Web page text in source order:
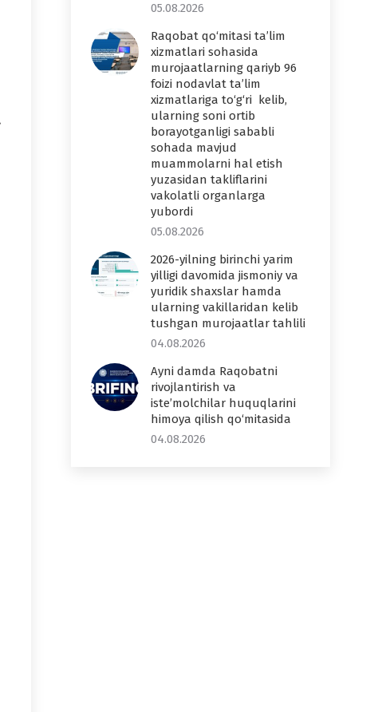
05.08.2026
Raqobat qo‘mitasi ta’lim
xizmatlari sohasida
murojaatlarning qariyb 96
foizi nodavlat ta’lim
xizmatlariga to‘g‘ri kelib,
ularning soni ortib
borayotganligi sababli
sohada mavjud
muammolarni hal etish
yuzasidan takliflarini
vakolatli organlarga
yubordi
05.08.2026
2026-yilning birinchi yarim
yilligi davomida jismoniy va
yuridik shaxslar hamda
ularning vakillaridan kelib
tushgan murojaatlar tahlili
04.08.2026
Ayni damda Raqobatni
rivojlantirish va
iste’molchilar huquqlarini
himoya qilish qo‘mitasida
04.08.2026